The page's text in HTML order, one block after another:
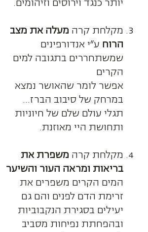
מקלחת קרה מעלה את מצב
הרוח ע״י אנדורפינים
שמשתחררים בתגובה למים
הקרים
אפשר לומר שהאושר נמצא
במרחק של סיבוב הברז…
תגלי עולם שלם של חיוניות
ותחושת היי מאוזנת.
מקלחת קרה משפרת את
בריאות ומראה העור והשיער
המים הקרים משפרים את
זרימת הדם לפנים והם גם
יעילים בסגירת הנקבוביות
ובהפחתת נפיחות מסביב